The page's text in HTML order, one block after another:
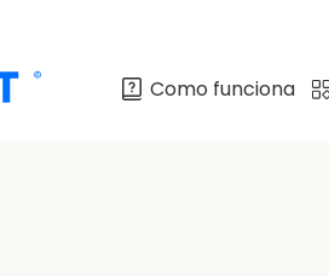
Como funciona